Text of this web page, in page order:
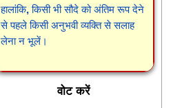
हालांकि, किसी भी सौदे को अंतिम रूप देने
से पहले किसी अनुभवी व्यक्ति से सलाह
लेना न भूलें।
वोट करें